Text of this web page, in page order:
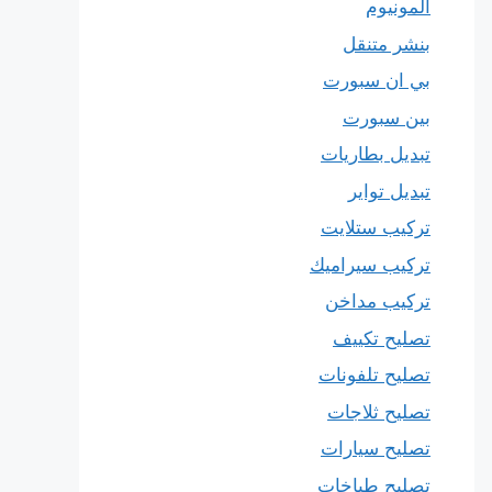
المونيوم
بنشر متنقل
بي ان سبورت
بين سبورت
تبديل بطاريات
تبديل تواير
تركيب ستلايت
تركيب سيراميك
تركيب مداخن
تصليح تكييف
تصليح تلفونات
تصليح ثلاجات
تصليح سيارات
تصليح طباخات